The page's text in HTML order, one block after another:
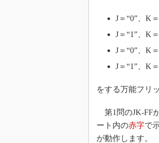
J＝“0”、K
J＝“1”、K
J＝“0”、K
J＝“1”、K
をする万能フリ
第1問のJK-FF
ート内の赤字で
が動作します。